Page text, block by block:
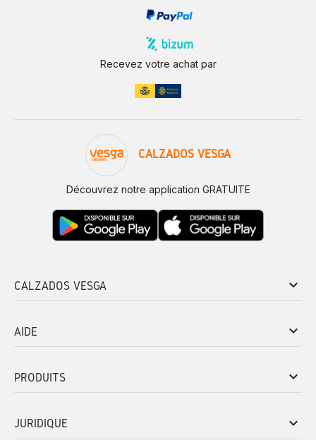
Recevez votre achat par
CALZADOS VESGA
Découvrez notre application GRATUITE
CALZADOS VESGA keyboard_arrow_down
AIDE keyboard_arrow_down
PRODUITS keyboard_arrow_down
JURIDIQUE keyboard_arrow_down